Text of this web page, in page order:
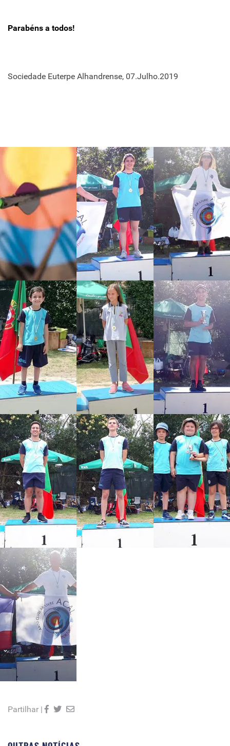
Parabéns a todos!
Sociedade Euterpe Alhandrense, 07.Julho.2019
Partilhar |